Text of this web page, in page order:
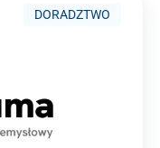
DORADZTWO